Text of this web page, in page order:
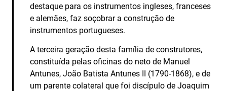
destaque para os instrumentos ingleses, franceses
e alemães, faz soçobrar a construção de
instrumentos portugueses.
A terceira geração desta família de construtores,
constituída pelas oficinas do neto de Manuel
Antunes, João Batista Antunes II (1790-1868), e de
um parente colateral que foi discípulo de Joaquim